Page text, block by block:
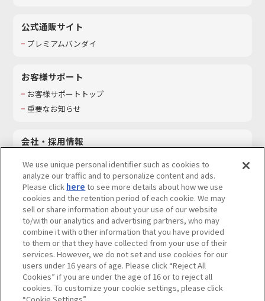
公式通販サイト
プレミアムバンダイ
お客様サポート
お客様サポートトップ
重要なお知らせ
会社・採用情報
採用情報
サステナビリティ
お問い合わせ
ウェブサイトご利用条件 ソーシャルメディアポリシー
個人情報及び特定個人情報等の取り扱いに関する保護方針
Do Not Sell or Share My Personal Information著作権・商標について
We use unique personal identifier such as cookies to
analyze our traffic and to personalize content and ads.
Please click here to see more details about how we use
cookies and the retention period of each cookie. We may
sell or share information about your use of our website
to/with our analytics and advertising partners, who may
combine it with other information that you have provided
to them or that they have collected from your use of their
services. However, we do not set and use cookies for our
users under 16 years of age. Please click “Reject All
Cookies” if you are under the age of 16 or to reject all
cookies. To customize your cookie settings, please click